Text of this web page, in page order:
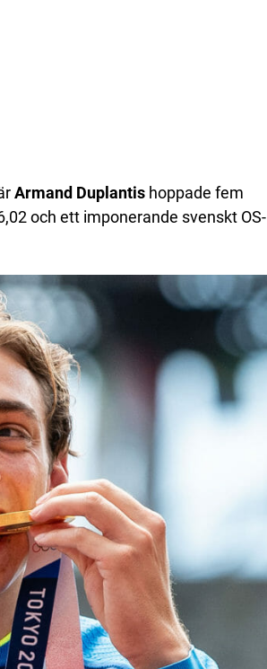
Armand Duplantis hoppade fem
och ett imponerande svenskt OS-